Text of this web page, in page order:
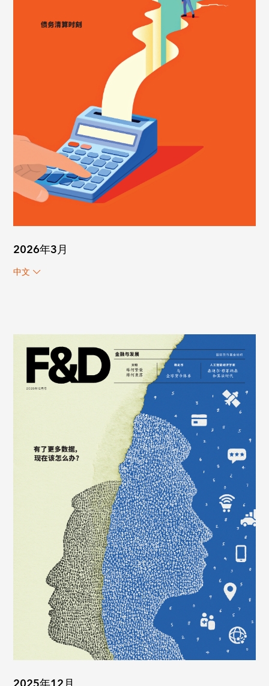
2026年3月
中文